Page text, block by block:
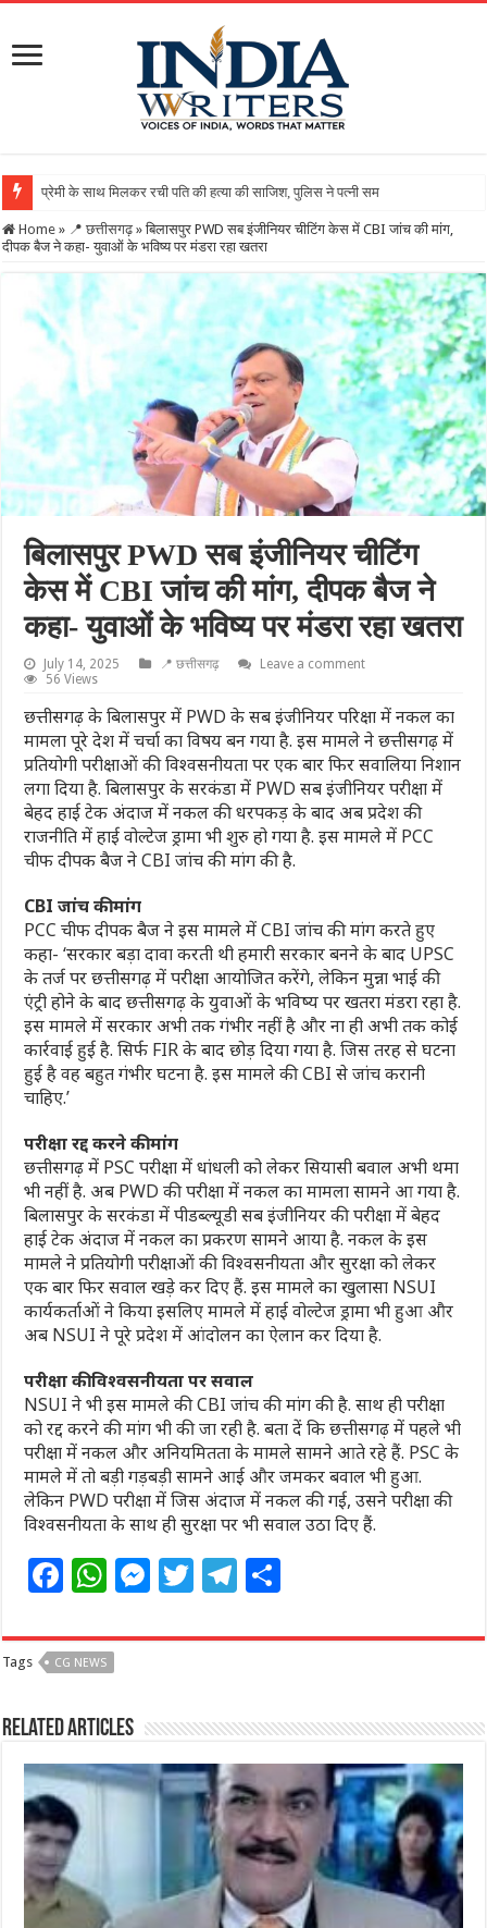
Home » 📍 छत्तीसगढ़ » बिलासपुर PWD सब इंजीनियर चीटिंग केस में CBI जांच की मांग,
दीपक बैज ने कहा- युवाओं के भविष्य पर मंडरा रहा खतरा
बिलासपुर PWD सब इंजीनियर चीटिंग
केस में CBI जांच की मांग, दीपक बैज ने
कहा- युवाओं के भविष्य पर मंडरा रहा खतरा
July 14, 2025 📍 छत्तीसगढ़
Leave a comment
56 Views
छत्तीसगढ़ के बिलासपुर में PWD के सब इंजीनियर परिक्षा में नकल का
मामला पूरे देश में चर्चा का विषय बन गया है. इस मामले ने छत्तीसगढ़ में
प्रतियोगी परीक्षाओं की विश्वसनीयता पर एक बार फिर सवालिया निशान
लगा दिया है. बिलासपुर के सरकंडा में PWD सब इंजीनियर परीक्षा में
बेहद हाई टेक अंदाज में नकल की धरपकड़ के बाद अब प्रदेश की
राजनीति में हाई वोल्टेज ड्रामा भी शुरु हो गया है. इस मामले में PCC
चीफ दीपक बैज ने CBI जांच की मांग की है.
CBI जांच की मांग
PCC चीफ दीपक बैज ने इस मामले में CBI जांच की मांग करते हुए
कहा- ‘सरकार बड़ा दावा करती थी हमारी सरकार बनने के बाद UPSC
के तर्ज पर छत्तीसगढ़ में परीक्षा आयोजित करेंगे, लेकिन मुन्ना भाई की
एंट्री होने के बाद छत्तीसगढ़ के युवाओं के भविष्य पर खतरा मंडरा रहा है.
इस मामले में सरकार अभी तक गंभीर नहीं है और ना ही अभी तक कोई
कार्रवाई हुई है. सिर्फ FIR के बाद छोड़ दिया गया है. जिस तरह से घटना
हुई है वह बहुत गंभीर घटना है. इस मामले की CBI से जांच करानी
चाहिए.’
परीक्षा रद्द करने की मांग
छत्तीसगढ़ में PSC परीक्षा में धांधली को लेकर सियासी बवाल अभी थमा
भी नहीं है. अब PWD की परीक्षा में नकल का मामला सामने आ गया है.
बिलासपुर के सरकंडा में पीडब्ल्यूडी सब इंजीनियर की परीक्षा में बेहद
हाई टेक अंदाज में नकल का प्रकरण सामने आया है. नकल के इस
मामले ने प्रतियोगी परीक्षाओं की विश्वसनीयता और सुरक्षा को लेकर
एक बार फिर सवाल खड़े कर दिए हैं. इस मामले का खुलासा NSUI
कार्यकर्ताओं ने किया इसलिए मामले में हाई वोल्टेज ड्रामा भी हुआ और
अब NSUI ने पूरे प्रदेश में आंदोलन का ऐलान कर दिया है.
परीक्षा की विश्वसनीयता पर सवाल
NSUI ने भी इस मामले की CBI जांच की मांग की है. साथ ही परीक्षा
को रद्द करने की मांग भी की जा रही है. बता दें कि छत्तीसगढ़ में पहले भी
परीक्षा में नकल और अनियमितता के मामले सामने आते रहे हैं. PSC के
मामले में तो बड़ी गड़बड़ी सामने आई और जमकर बवाल भी हुआ.
लेकिन PWD परीक्षा में जिस अंदाज में नकल की गई, उसने परीक्षा की
विश्वसनीयता के साथ ही सुरक्षा पर भी सवाल उठा दिए हैं.
F
c
e
b
o
o
k
W
at
s
A
p
p
M
ss
n
g
e
T
itt
r
T
e
ra
m
ar
Tags CG NEWS
Related Articles